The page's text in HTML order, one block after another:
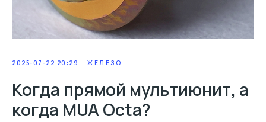
2025-07-22 20:29 ЖЕЛЕЗО
Когда прямой мультиюнит, а
когда MUA Octa?